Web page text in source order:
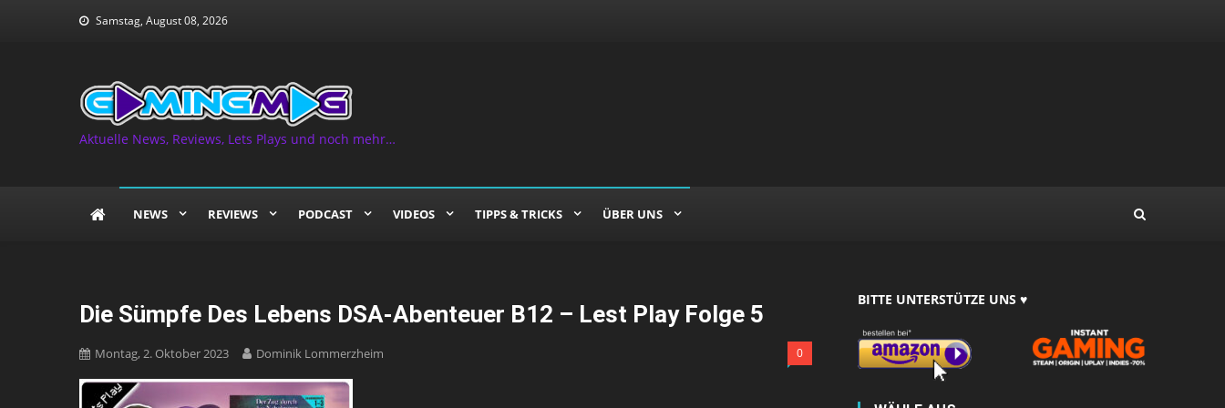
Samstag, August 08, 2026
Aktuelle News, Reviews, Lets Plays und noch mehr…
NEWS REVIEWS PODCAST VIDEOS TIPPS & TRICKS ÜBER UNS
Die Sümpfe Des Lebens DSA-Abenteuer B12 – Lest Play Folge 5
Montag, 2. Oktober 2023 Dominik Lommerzheim 0
BITTE UNTERSTÜTZE UNS ♥